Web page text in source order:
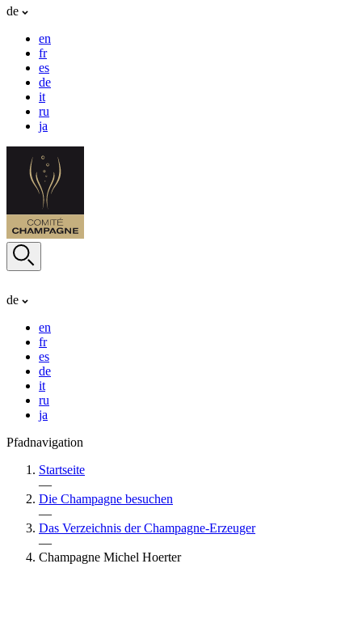
de
en
fr
es
de
it
ru
ja
de
en
fr
es
de
it
ru
ja
Pfadnavigation
Startseite
—
Die Champagne besuchen
—
Das Verzeichnis der Champagne-Erzeuger
—
Champagne Michel Hoerter